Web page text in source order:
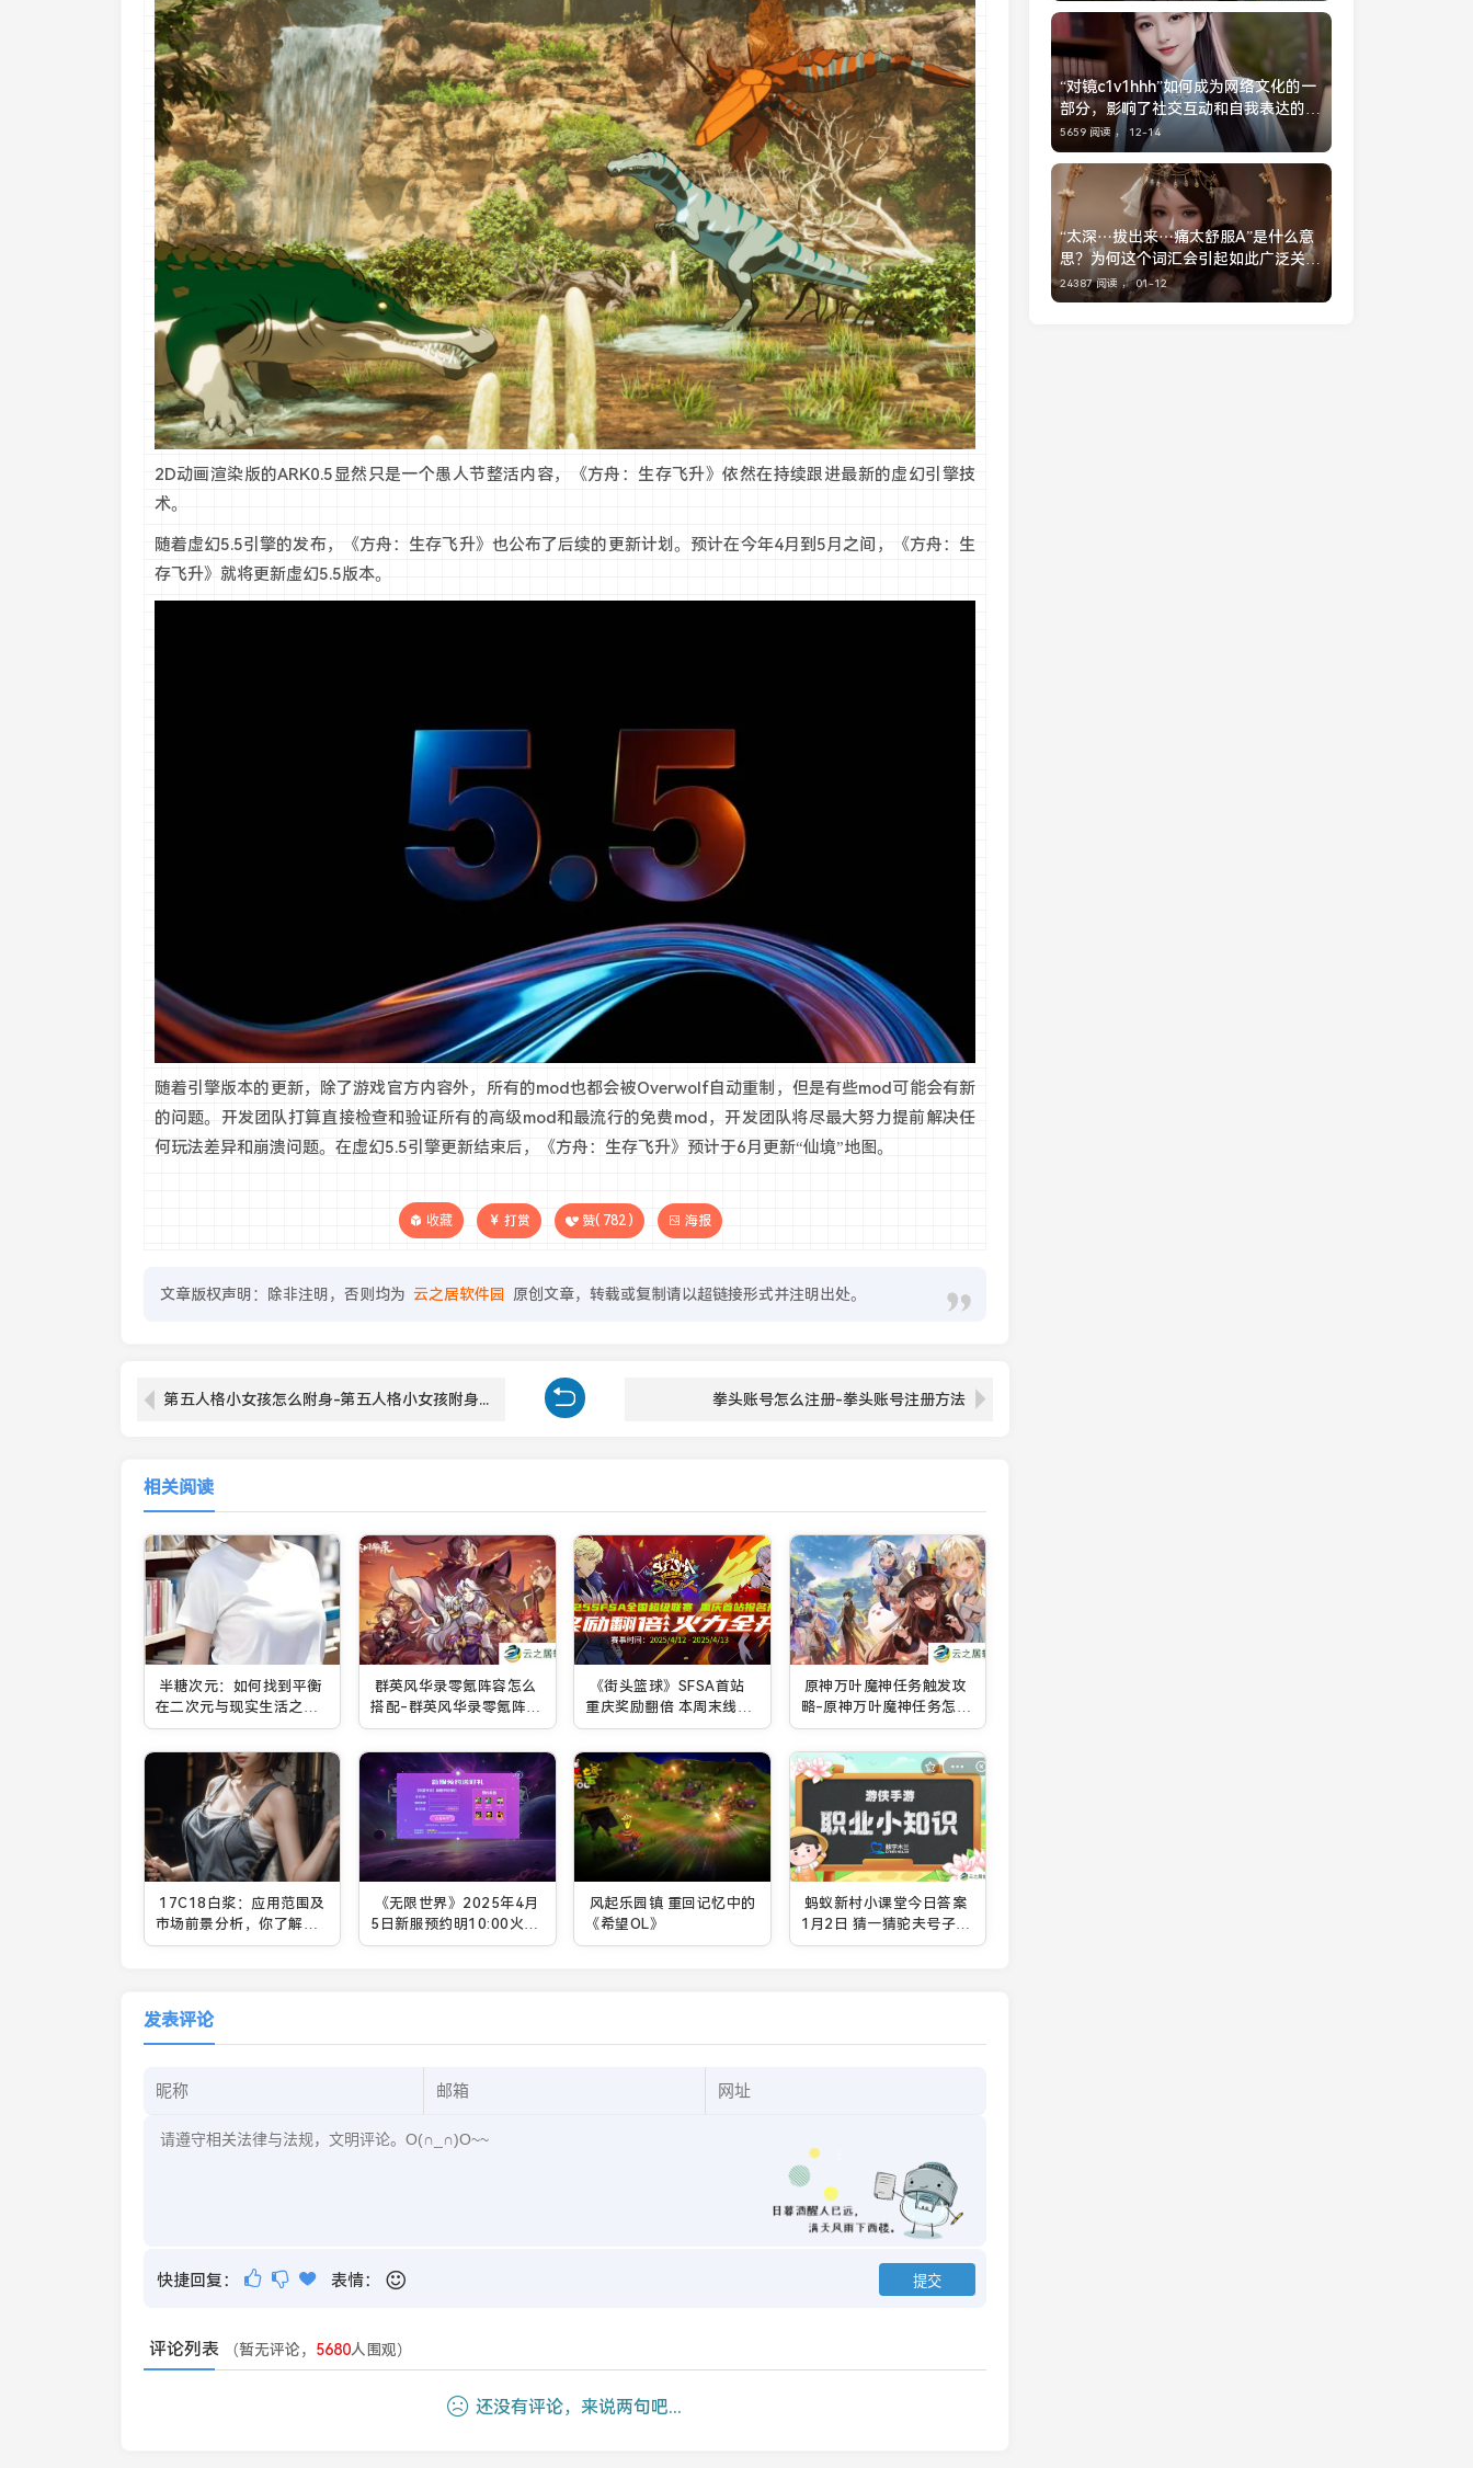
2D动画渲染版的ARK0.5显然只是一个愚人节整活内容，《方舟：生存飞升》依然在持续跟进最新的虚幻引擎技
术。
随着虚幻5.5引擎的发布，《方舟：生存飞升》也公布了后续的更新计划。预计在今年4月到5月之间，《方舟：生
存飞升》就将更新虚幻5.5版本。
随着引擎版本的更新，除了游戏官方内容外，所有的mod也都会被Overwolf自动重制，但是有些mod可能会有新
的问题。开发团队打算直接检查和验证所有的高级mod和最流行的免费mod，开发团队将尽最大努力提前解决任
何玩法差异和崩溃问题。在虚幻5.5引擎更新结束后，《方舟：生存飞升》预计于6月更新“仙境”地图。
收藏 打赏 赞( 782 ) 海报
文章版权声明：除非注明，否则均为 云之居软件园 原创文章，转载或复制请以超链接形式并注明出处。
第五人格小女孩怎么附身-第五人格小女孩附身技巧 拳头账号怎么注册-拳头账号注册方法
相关阅读
半糖次元：如何找到平衡
在二次元与现实生活之
间？
群英风华录零氪阵容怎么
搭配-群英风华录零氪阵容
搭配推荐
《街头篮球》SFSA首站
重庆奖励翻倍 本周末线上
赛预热开启
原神万叶魔神任务触发攻
略-原神万叶魔神任务怎么
触发
17C18白浆：应用范围及
市场前景分析，你了解它
的关键特性和优势吗？
《无限世界》2025年4月
5日新服预约明10:00火爆
开启
风起乐园镇 重回记忆中的
《希望OL》
蚂蚁新村小课堂今日答案
1月2日 猜一猜驼夫号子是
以下哪种非遗艺术形式
发表评论
快捷回复： 表情：
评论列表 （暂无评论， 5680人围观）
还没有评论，来说两句吧...
“对镜c1v1hhh”如何成为网络文化的一
部分，影响了社交互动和自我表达的趋
势
5659 阅读 ， 12-14
“太深⋯拔出来⋯痛太舒服A”是什么意
思？为何这个词汇会引起如此广泛关
注？
24387 阅读 ， 01-12